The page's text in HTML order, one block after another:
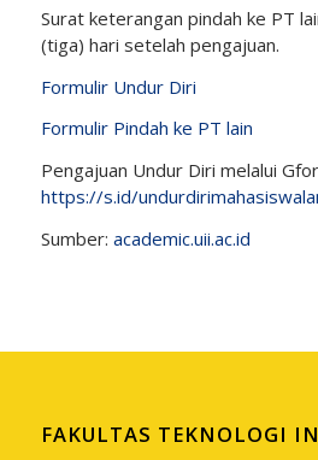
Surat keterangan pindah ke PT
(tiga) hari setelah pengajuan.
Formulir Undur Diri
Formulir Pindah ke PT lain
Pengajuan Undur Diri melalui
https://s.id/
Sumber: academic.uii.ac.id
FAKULTAS TEKNOLOGI